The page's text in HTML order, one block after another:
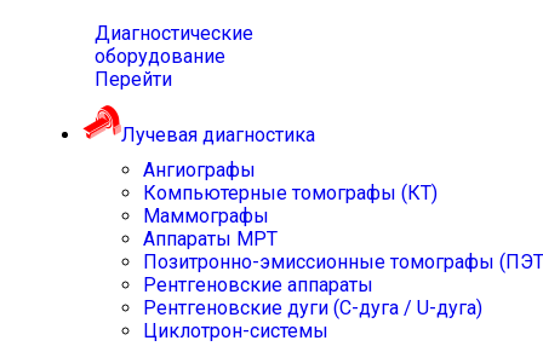
Диагностические
оборудование
Перейти
Лучевая диагностика
Ангиографы
Компьютерные томографы (КТ)
Маммографы
Аппараты МРТ
Позитронно-эмиссионные томографы
Рентгеновские аппараты
Рентгеновские дуги (С-дуга / U-дуга)
Циклотрон-системы